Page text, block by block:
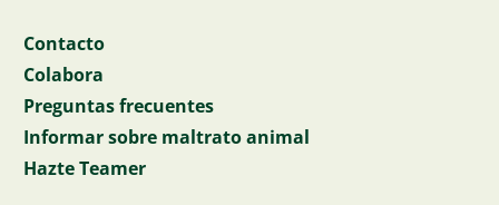
Contacto
Colabora
Preguntas frecuentes
Informar sobre maltrato animal
Hazte Teamer